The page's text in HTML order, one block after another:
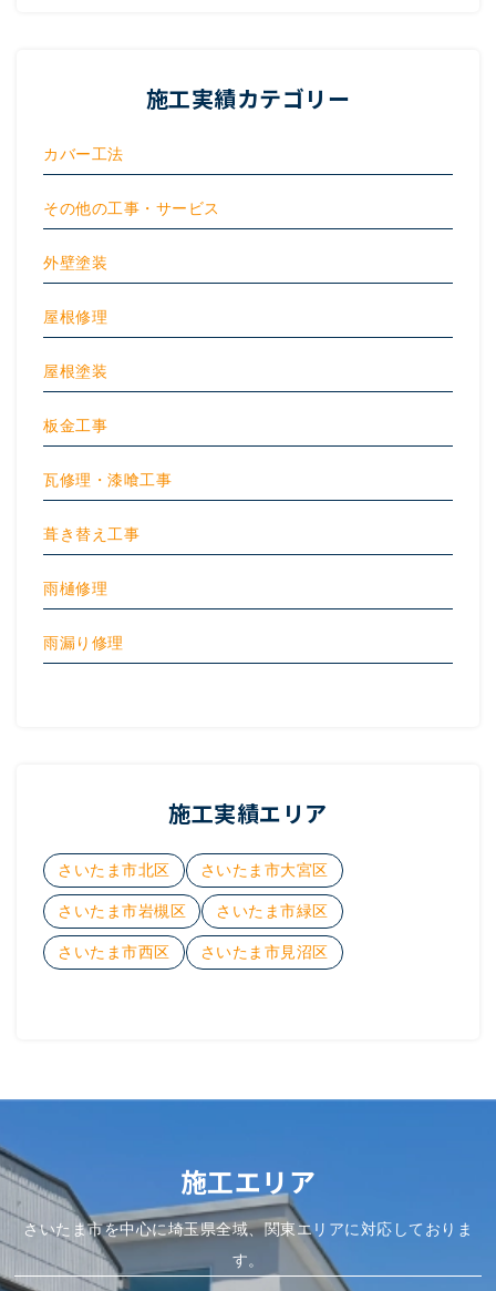
施工実績カテゴリー
カバー工法
その他の工事・サービス
外壁塗装
屋根修理
屋根塗装
板金工事
瓦修理・漆喰工事
葺き替え工事
雨樋修理
雨漏り修理
施工実績エリア
さいたま市北区 さいたま市大宮区
さいたま市岩槻区 さいたま市緑区
さいたま市西区 さいたま市見沼区
施工エリア
さいたま市を中心に埼玉県全域、関東エリアに対応しておりま
す。